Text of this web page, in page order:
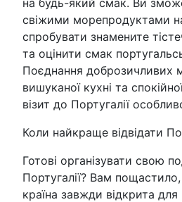
на будь-який смак. Ви
свіжими морепродуктами
спробувати знамените
та оцінити смак
Поєднання доброзичливих
вишуканої кухні та
візит до Португалії
Коли найкраще відвідати
Готові організувати свою
Португалії? Вам
країна завжди відкрита для